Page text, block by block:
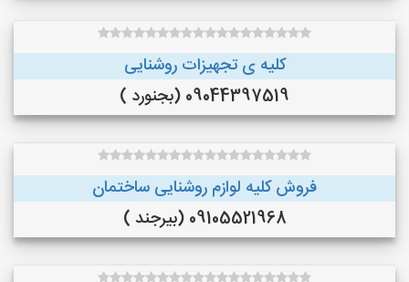
کلیه ی تجهیزات روشنایی
09044397519 (بجنورد )
فروش کلیه لوازم روشنایی ساختمان
09105521968 (بیرجند )